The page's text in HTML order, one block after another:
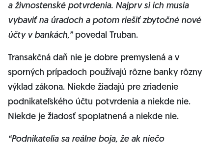
a živnostenské potvrdenia. Najprv si ich musia
vybaviť na úradoch a potom riešiť zbytočné nové
účty v bankách,”povedal Truban.
Transakčná daň nie je dobre premyslená a v
sporných prípadoch používajú rôzne banky rôzny
výklad zákona. Niekde žiadajú pre zriadenie
podnikateľského účtu potvrdenia a niekde nie.
Niekde je žiadosť spoplatnená a niekde nie.
“Podnikatelia sa reálne boja, že ak niečo